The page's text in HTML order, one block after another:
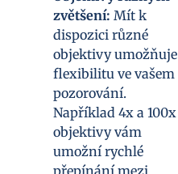
zvětšení: Mít k
dispozici různé
objektivy umožňuje
flexibilitu ve vašem
pozorování.
Například 4x a 100x
objektivy vám
umožní rychlé
přepínání mezi